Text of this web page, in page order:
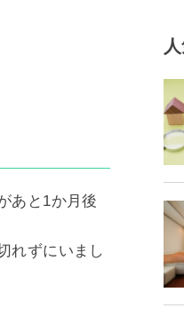
あと1か月後
れずにいまし